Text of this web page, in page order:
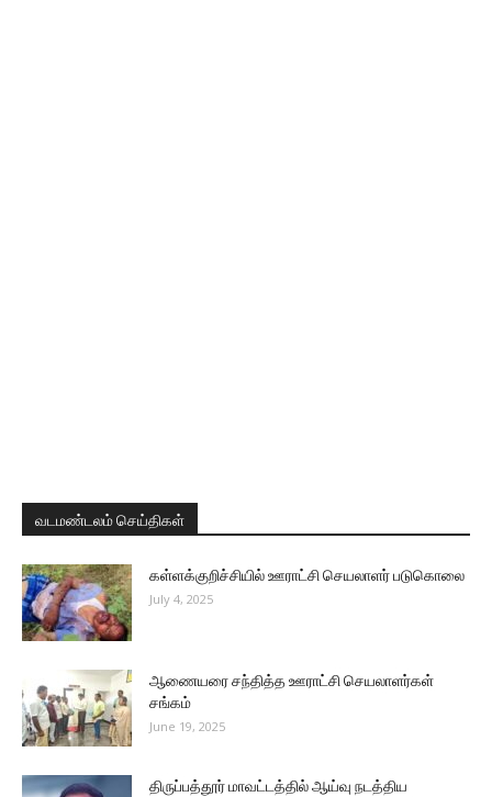
வடமண்டலம் செய்திகள்
கள்ளக்குறிச்சியில் ஊராட்சி செயலாளர் படுகொலை
July 4, 2025
ஆணையரை சந்தித்த ஊராட்சி செயலாளர்கள்
சங்கம்
June 19, 2025
திருப்பத்தூர் மாவட்டத்தில் ஆய்வு நடத்திய